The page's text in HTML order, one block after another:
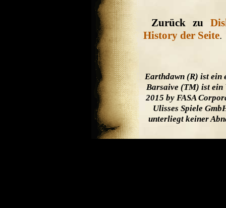
Zurück zu
History der Seite.
Earthdawn (R) ist ein
Barsaive (TM) ist ein
2015 by FASA
Ulisses Spiele
unterliegt keiner